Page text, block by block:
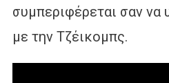
συμπεριφέρεται σαν να
με την Τζέικομπς.